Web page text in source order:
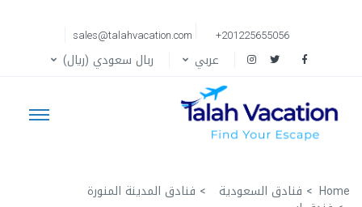
+201225655056
sales@talahvacation.com
عربي ربال سعودي (ريال)
Home فنادق السعودية فنادق المدينة المنورة